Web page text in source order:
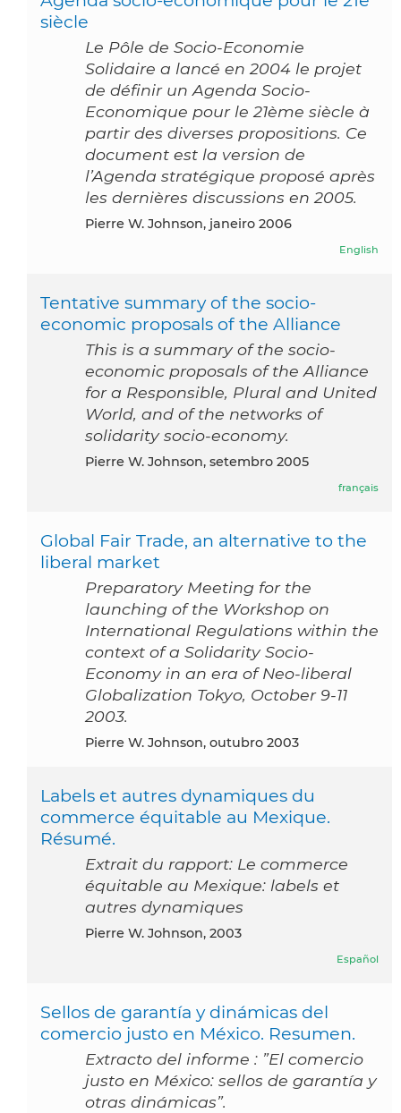
siècle
Le Pôle de Socio-Economie
Solidaire a lancé en 2004 le projet
de définir un Agenda Socio-
Economique pour le 21ème siècle à
partir des diverses propositions. Ce
document est la version de
l’Agenda stratégique proposé après
les dernières discussions en 2005.
Pierre W. Johnson, janeiro 2006
English
Tentative summary of the socio-
economic proposals of the Alliance
This is a summary of the socio-
economic proposals of the Alliance
for a Responsible, Plural and United
World, and of the networks of
solidarity socio-economy.
Pierre W. Johnson, setembro 2005
français
Global Fair Trade, an alternative to the
liberal market
Preparatory Meeting for the
launching of the Workshop on
International Regulations within the
context of a Solidarity Socio-
Economy in an era of Neo-liberal
Globalization Tokyo, October 9-11
2003.
Pierre W. Johnson, outubro 2003
Labels et autres dynamiques du
commerce équitable au Mexique.
Résumé.
Extrait du rapport: Le commerce
équitable au Mexique: labels et
autres dynamiques
Pierre W. Johnson, 2003
Español
Sellos de garantía y dinámicas del
comercio justo en México. Resumen.
Extracto del informe : ”El comercio
justo en México: sellos de garantía y
otras dinámicas”.